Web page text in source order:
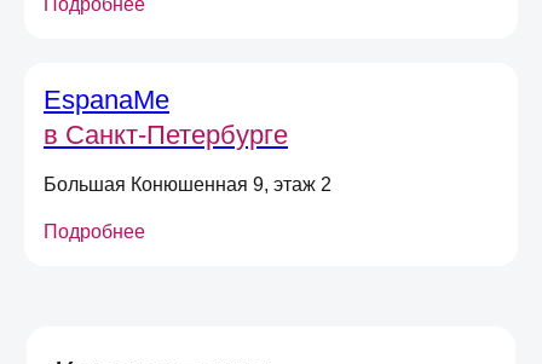
EspanaMe
в Санкт-Петербурге
Большая Конюшенная 9, этаж 2
Подробнее